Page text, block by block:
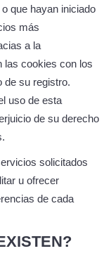
que hayan iniciado
más
a la
las cookies con los
de su registro.
uso de esta
de su derecho
solicitados
u ofrecer
de cada